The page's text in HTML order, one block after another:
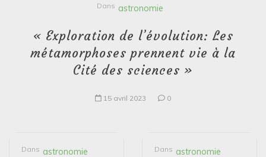
Dans astronomie
« Exploration de l’évolution: Les
métamorphoses prennent vie à la
Cité des sciences »
15 avril 2023 0
Dans astronomie Dans astronomie